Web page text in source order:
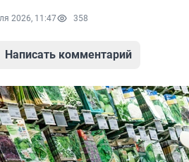
2026, 11:47 358
Написать комментарий